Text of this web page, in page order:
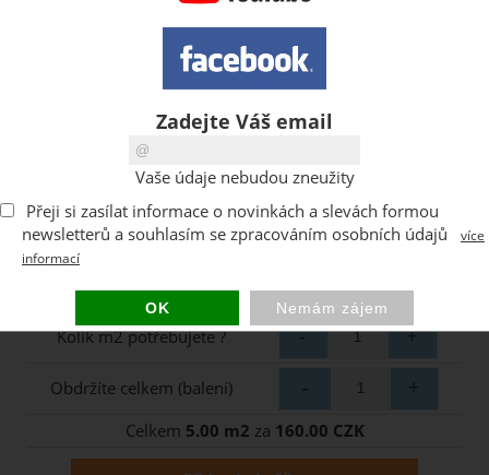
Kolik m2 potřebujete ?
Obdržíte celkem (balení)
Celkem 5.00 m2 za 160.00 CZK
Zadejte Váš email
Vaše údaje nebudou zneužity
Přeji si zasílat informace o novinkách a slevách formou
newsletterů a souhlasím se zpracováním osobních údajů
více
informací